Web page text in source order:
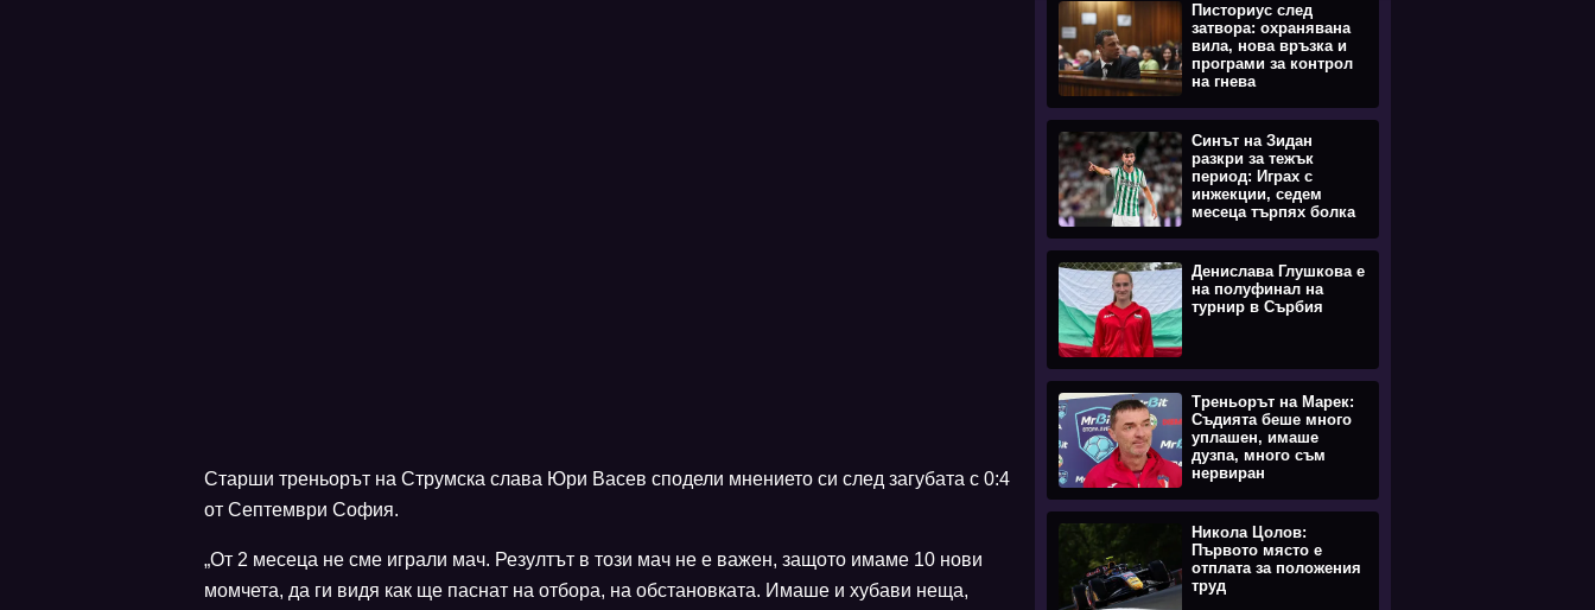
Старши треньорът на Струмска слава Юри Васев сподели мнението си след загубата с 0:4
от Септември София.
„От 2 месеца не сме играли мач. Резултът в този мач не е важен, защото имаме 10 нови
момчета, да ги видя как ще паснат на отбора, на обстановката. Имаше и хубави неща,
Писториус след
затвора: охранявана
вила, нова връзка и
програми за контрол
на гнева
Синът на Зидан
разкри за тежък
период: Играх с
инжекции, седем
месеца търпях болка
Денислава Глушкова е
на полуфинал на
турнир в Сърбия
Треньорът на Марек:
Съдията беше много
уплашен, имаше
дузпа, много съм
нервиран
Никола Цолов:
Първото място е
отплата за положения
труд